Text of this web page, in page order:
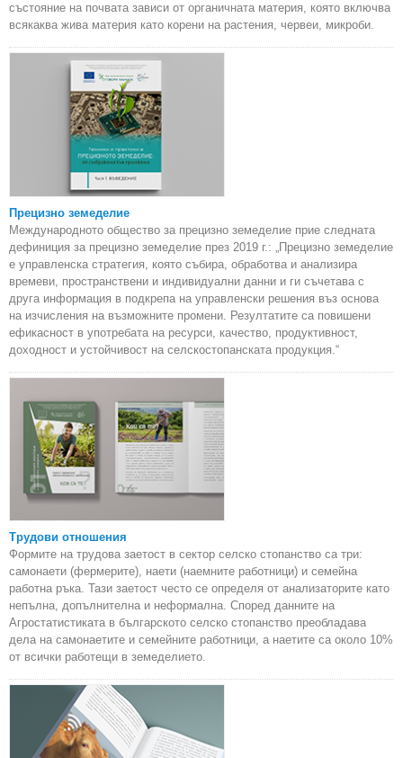
състояние на почвата зависи от органичната материя, която включва
всякаква жива материя като корени на растения, червеи, микроби.
Прецизно земеделие
Международното общество за прецизно земеделие прие следната
дефиниция за прецизно земеделие през 2019 г.: „Прецизно земеделие
е управленска стратегия, която събира, обработва и анализира
времеви, пространствени и индивидуални данни и ги съчетава с
друга информация в подкрепа на управленски решения въз основа
на изчисления на възможните промени. Резултатите са повишени
ефикасност в употребата на ресурси, качество, продуктивност,
доходност и устойчивост на селскостопанската продукция.“
Трудови отношения
Формите на трудова заетост в сектор селско стопанство са три:
самонаети (фермерите), наети (наемните работници) и семейна
работна ръка. Тази заетост често се определя от анализаторите като
непълна, допълнителна и неформална. Според данните на
Агростатистиката в българското селско стопанство преобладава
дела на самонаетите и семейните работници, а наетите са около 10%
от всички работещи в земеделието.